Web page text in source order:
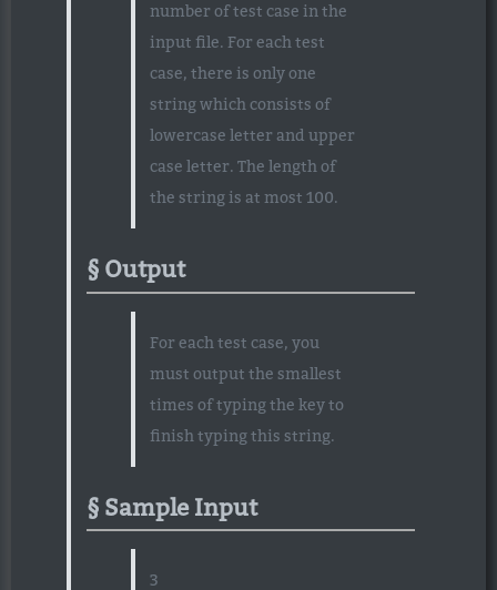
number of test case in the
input file. For each test
case, there is only one
string which consists of
lowercase letter and upper
case letter. The length of
the string is at most 100.
Output
For each test case, you
must output the smallest
times of typing the key to
finish typing this string.
Sample Input
3